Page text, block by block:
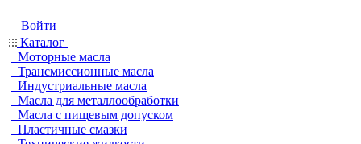
Войти
Каталог
Моторные масла
Трансмиссионные масла
Индустриальные масла
Масла для металлообработки
Масла с пищевым допуском
Пластичные смазки